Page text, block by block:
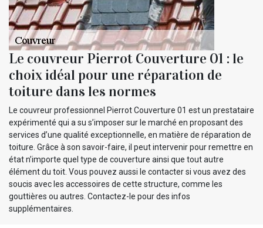
Le couvreur Pierrot Couverture 01 : le
choix idéal pour une réparation de
toiture dans les normes
Le couvreur professionnel Pierrot Couverture 01 est un prestataire
expérimenté qui a su s’imposer sur le marché en proposant des
services d’une qualité exceptionnelle, en matière de réparation de
toiture. Grâce à son savoir-faire, il peut intervenir pour remettre en
état n’importe quel type de couverture ainsi que tout autre
élément du toit. Vous pouvez aussi le contacter si vous avez des
soucis avec les accessoires de cette structure, comme les
gouttières ou autres. Contactez-le pour des infos
supplémentaires.